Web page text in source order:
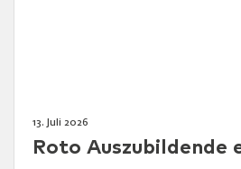
13. Juli 2026
Roto Auszubildende